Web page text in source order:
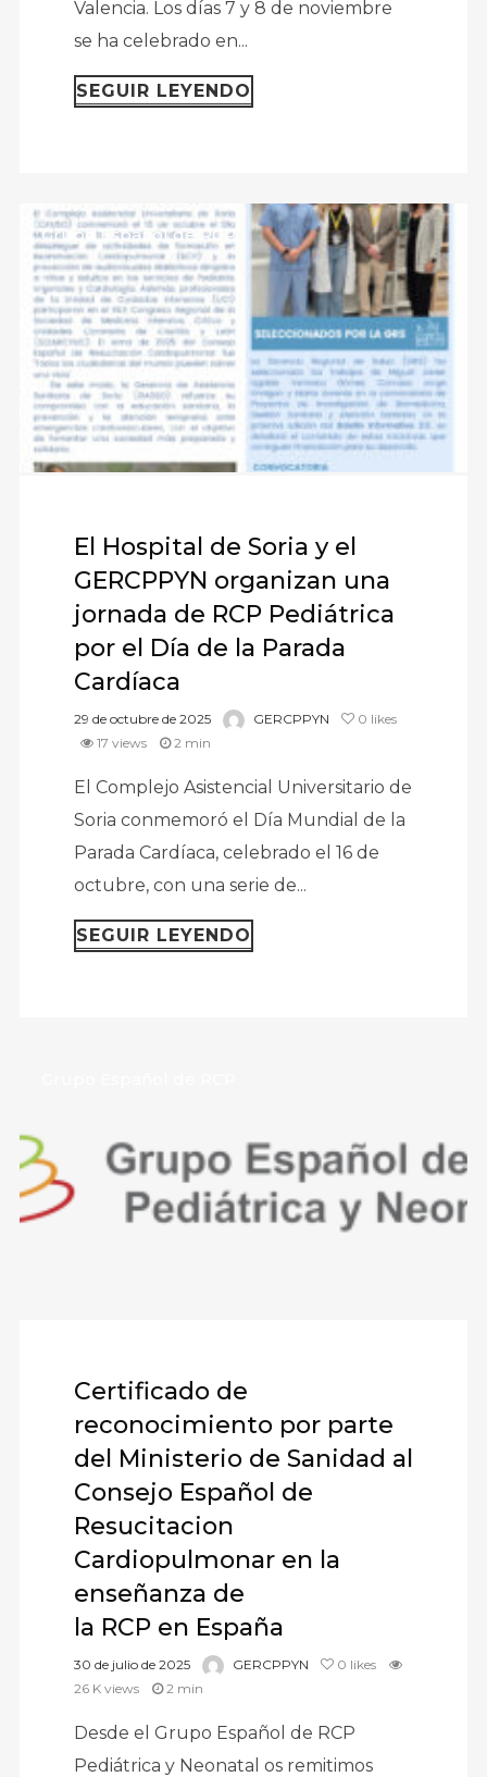
Valencia. Los días 7 y 8 de noviembre
se ha celebrado en...
SEGUIR LEYENDO
Grupo Español de RCP
El Hospital de Soria y el
GERCPPYN organizan una
jornada de RCP Pediátrica
por el Día de la Parada
Cardíaca
29 de octubre de 2025 GERCPPYN 0 likes
17 views
2 min
El Complejo Asistencial Universitario de
Soria conmemoró el Día Mundial de la
Parada Cardíaca, celebrado el 16 de
octubre, con una serie de...
SEGUIR LEYENDO
Certificado de
reconocimiento por parte
del Ministerio de Sanidad al
Consejo Español de
Resucitacion
Cardiopulmonar en la
enseñanza de
la RCP en España
30 de julio de 2025 GERCPPYN 0 likes
26 K views
2 min
Desde el Grupo Español de RCP
Pediátrica y Neonatal os remitimos